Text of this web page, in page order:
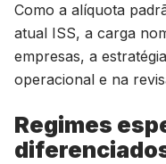
Como a alíquota
atual ISS, a carga
empresas, a
operacional e na
Regimes